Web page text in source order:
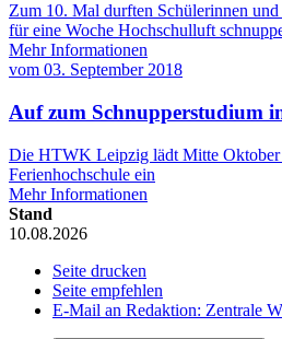
Zum 10. Mal durften Schülerinnen
für eine Woche Hochschulluft
Mehr Informationen
vom 03. September 2018
Auf zum Schnupperstudium
Die HTWK Leipzig lädt Mitte Oktober
Ferienhochschule ein
Mehr Informationen
Stand
10.08.2026
Seite drucken
Seite empfehlen
E-Mail an Redaktion: Zentrale